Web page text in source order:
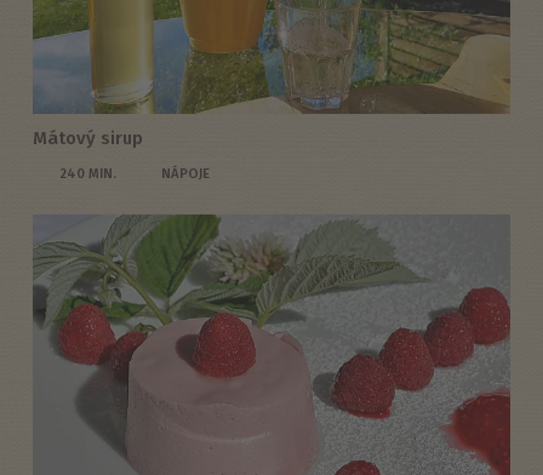
Mátový sirup
240 MIN. NÁPOJE